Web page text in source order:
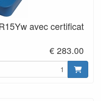
avec certificat
€ 283.00